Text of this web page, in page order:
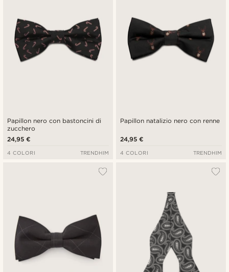
Papillon nero con bastoncini di
zucchero
24,95 €
4 COLORI TRENDHIM
Papillon natalizio nero con renne
24,95 €
4 COLORI TRENDHIM